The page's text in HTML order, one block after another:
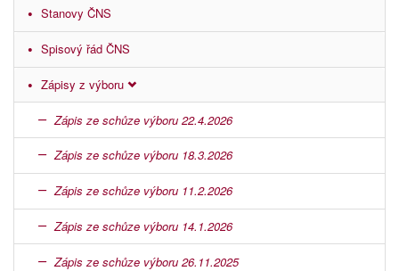
Stanovy ČNS
Spisový řád ČNS
Zápisy z výboru
Zápis ze schůze výboru 22.4.2026
Zápis ze schůze výboru 18.3.2026
Zápis ze schůze výboru 11.2.2026
Zápis ze schůze výboru 14.1.2026
Zápis ze schůze výboru 26.11.2025